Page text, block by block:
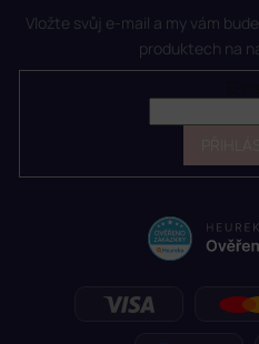
Vložte svůj e-mail a my vám
produktech na